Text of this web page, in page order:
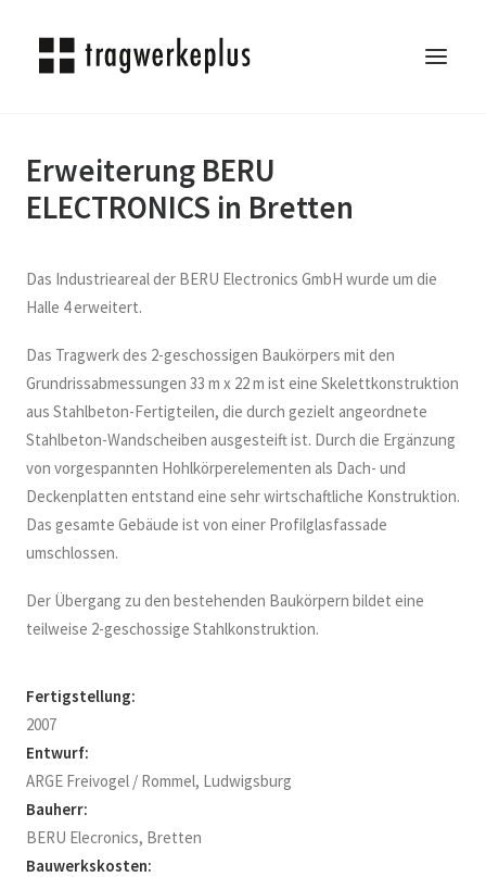
TRAGWERKEPLUS
BLOG
KARRIERE
SEARCH
Erweiterung BERU
ELECTRONICS in Bretten
Das Industrieareal der BERU Electronics GmbH wurde um die
Halle 4 erweitert.
Das Tragwerk des 2-geschossigen Baukörpers mit den
Grundrissabmessungen 33 m x 22 m ist eine Skelettkonstruktion
aus Stahlbeton-Fertigteilen, die durch gezielt angeordnete
Stahlbeton-Wandscheiben ausgesteift ist. Durch die Ergänzung
von vorgespannten Hohlkörperelementen als Dach- und
Deckenplatten entstand eine sehr wirtschaftliche Konstruktion.
Das gesamte Gebäude ist von einer Profilglasfassade
umschlossen.
Der Übergang zu den bestehenden Baukörpern bildet eine
teilweise 2-geschossige Stahlkonstruktion.
Fertigstellung:
2007
Entwurf:
ARGE Freivogel / Rommel, Ludwigsburg
Bauherr:
BERU Elecronics, Bretten
Bauwerkskosten: